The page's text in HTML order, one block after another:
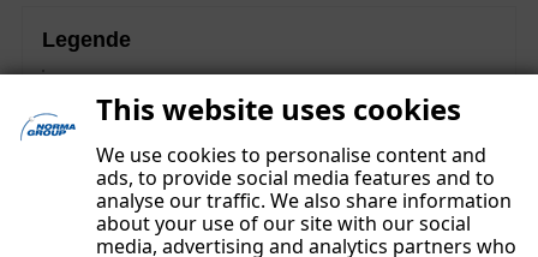
This website uses cookies
We use cookies to personalise content and
ads, to provide social media features and to
analyse our traffic. We also share information
about your use of our site with our social
media, advertising and analytics partners who
Legende
Konzernberichts und unterlagen einer gesonderten
Prüfung mit begrenzter Sicherheit („limited assurance“).